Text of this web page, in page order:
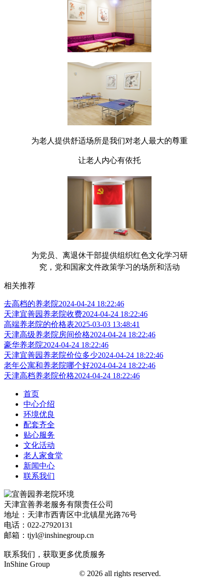
为老人提供舒适场所是我们对老人最大的尊重
让老人内心有依托
为党员、离退休干部提供组织红色文化学习研
究，党和国家文件政策学习的场所和活动
相关推荐
去高档的养老院2024-04-24 18:22:46
天津宜善园养老院收费2024-04-24 18:22:46
高端养老院的价格表2025-03-03 13:48:41
天津高级养老院房间价格2024-04-24 18:22:46
豪华养老院2024-04-24 18:22:46
天津宜善园养老院价位多少2024-04-24 18:22:46
老年公寓和养老院哪个好2024-04-24 18:22:46
天津高档养老院价格2024-04-24 18:22:46
首页
中心介绍
环境优良
配套齐全
贴心服务
文化活动
老人家食堂
新闻中心
联系我们
天津宜善养老服务有限责任公司
地址：天津市西青区中北镇星光路76号
电话：022-27920131
邮箱：tjyl@inshinegroup.cn
联系我们，获取更多优质服务
InShine Group
© 2026 all rights reserved.